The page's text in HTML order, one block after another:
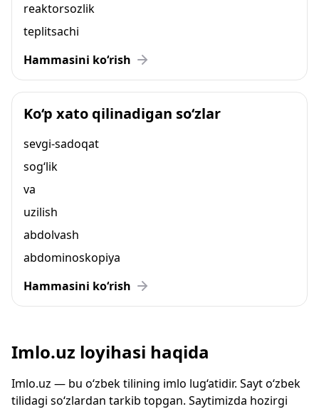
reaktorsozlik
teplitsachi
Hammasini ko‘rish
Ko‘p xato qilinadigan so‘zlar
sevgi-sadoqat
sog‘lik
va
uzilish
abdolvash
abdominoskopiya
Hammasini ko‘rish
Imlo.uz loyihasi haqida
Imlo.uz — bu o‘zbek tilining imlo lug‘atidir. Sayt o‘zbek
tilidagi so‘zlardan tarkib topgan. Saytimizda hozirgi